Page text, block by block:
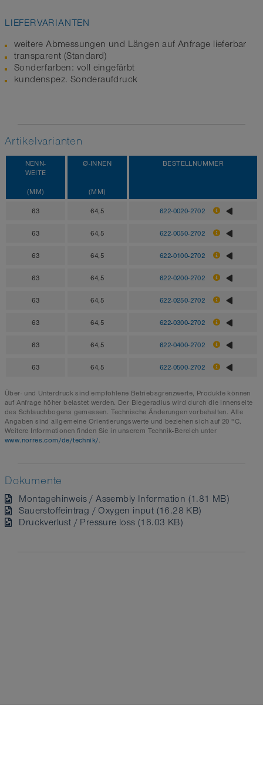
LIEFERVARIANTEN
weitere Abmessungen und Längen auf Anfrage lieferbar
transparent (Standard)
Sonderfarben: voll eingefärbt
kundenspez. Sonderaufdruck
Artikelvarianten
NENN-
WEITE
(MM)
Ø-INNEN
(MM)
BESTELLNUMMER
63 64,5 622-0020-2702
63 64,5 622-0050-2702
63 64,5 622-0100-2702
63 64,5 622-0200-2702
63 64,5 622-0250-2702
63 64,5 622-0300-2702
63 64,5 622-0400-2702
63 64,5 622-0500-2702
Über- und Unterdruck sind empfohlene Betriebsgrenzwerte, Produkte können
auf Anfrage höher belastet werden. Der Biegeradius wird durch die Innenseite
des Schlauchbogens gemessen. Technische Änderungen vorbehalten. Alle
Angaben sind allgemeine Orientierungswerte und beziehen sich auf 20 °C.
Weitere Informationen finden Sie in unserem Technik-Bereich unter
www.norres.com/de/technik/.
Dokumente
Montagehinweis / Assembly Information (1.81 MB)
Sauerstoffeintrag / Oxygen input (16.28 KB)
Druckverlust / Pressure loss (16.03 KB)